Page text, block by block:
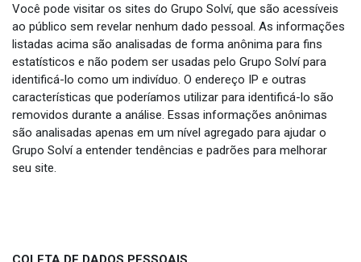
Você pode visitar os sites do Grupo Solví, que são acessíveis
ao público sem revelar nenhum dado pessoal. As informações
listadas acima são analisadas de forma anônima para fins
estatísticos e não podem ser usadas pelo Grupo Solví para
identificá-lo como um indivíduo. O endereço IP e outras
características que poderíamos utilizar para identificá-lo são
removidos durante a análise. Essas informações anônimas
são analisadas apenas em um nível agregado para ajudar o
Grupo Solví a entender tendências e padrões para melhorar
seu site.